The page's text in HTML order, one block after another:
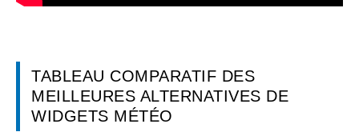
TABLEAU COMPARATIF DES
MEILLEURES ALTERNATIVES DE
WIDGETS MÉTÉO